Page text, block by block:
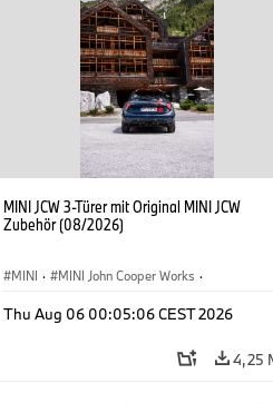
MINI JCW 3-Türer mit Original MINI JCW
Zubehör (08/2026)
MINI · MINI John Cooper Works ·
Sonderausstattungen, Zubehör
Thu Aug 06 00:05:06 CEST 2026
4,25